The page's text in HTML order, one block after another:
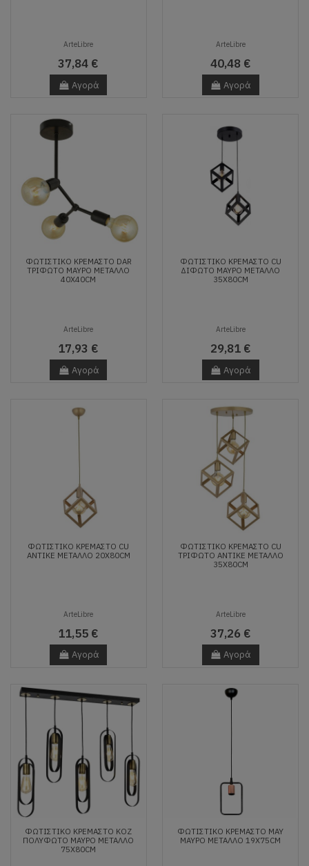
ArteLibre
37,84 €
Αγορά
ArteLibre
40,48 €
Αγορά
ΦΩΤΙΣΤΙΚΌ ΚΡΕΜΑΣΤΌ DAR
ΤΡΊΦΩΤΟ ΜΑΎΡΟ ΜΈΤΑΛΛΟ
40X40CM
ArteLibre
17,93 €
Αγορά
ΦΩΤΙΣΤΙΚΌ ΚΡΕΜΑΣΤΌ CU
ΔΊΦΩΤΟ ΜΑΎΡΟ ΜΈΤΑΛΛΟ
35X80CM
ArteLibre
29,81 €
Αγορά
ΦΩΤΙΣΤΙΚΌ ΚΡΕΜΑΣΤΌ CU
ΑΝΤΙΚΈ ΜΈΤΑΛΛΟ 20X80CM
ArteLibre
11,55 €
Αγορά
ΦΩΤΙΣΤΙΚΌ ΚΡΕΜΑΣΤΌ CU
ΤΡΊΦΩΤΟ ΑΝΤΙΚΈ ΜΈΤΑΛΛΟ
35X80CM
ArteLibre
37,26 €
Αγορά
ΦΩΤΙΣΤΙΚΌ ΚΡΕΜΑΣΤΌ KOZ
ΠΟΛΎΦΩΤΟ ΜΑΎΡΟ ΜΈΤΑΛΛΟ
75X80CM
ΦΩΤΙΣΤΙΚΌ ΚΡΕΜΑΣΤΌ MAY
ΜΑΎΡΟ ΜΈΤΑΛΛΟ 19X75CM